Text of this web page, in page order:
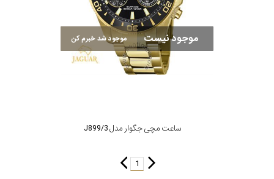
موجود نیست موجود شد خبرم کن
ساعت مچی جگوار مدل J899/3
1